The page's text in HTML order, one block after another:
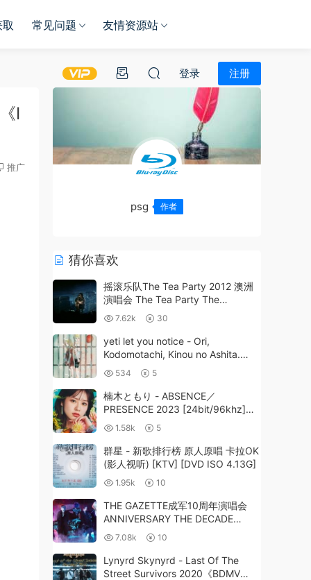
常见问题 友情资源站
登录 注册
I
推广
psg 作者
猜你喜欢
摇滚乐队The Tea Party 2012 澳洲
演唱会 The Tea Party The
Reformation Tour Live in Australia
2012《ISO 42G》
7.62k 30
yeti let you notice - Ori,
Kodomotachi, Kinou no Ashita.
檻、子供達、昨日の明日。
[2025.12.17] [24Bit/48kHz] [Hi-
Res Flac 298MB]
534 5
楠木ともり - ABSENCE／
PRESENCE 2023 [24bit/96khz]
[Hi-Res Flac 1.84GB]
1.58k 5
群星 - 新歌排行榜 原人原唱 卡拉OK
(影人视听) [KTV] [DVD ISO 4.13G]
1.95k 10
THE GAZETTE成军10周年演唱会
ANNIVERSARY THE DECADE
LIVE《DVD-ISO 7.59G》
7.08k 10
Lynyrd Skynyrd - Last Of The
Street Survivors 2020《BDMV